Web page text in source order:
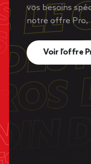
vos besoins
notre offre Pro,
Voir l’offre